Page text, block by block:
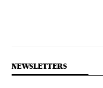
NEWSLETTERS